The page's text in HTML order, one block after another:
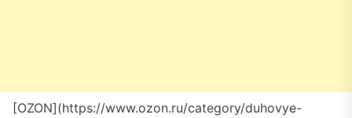
[OZON](https://www.ozon.ru/category/duhovye-